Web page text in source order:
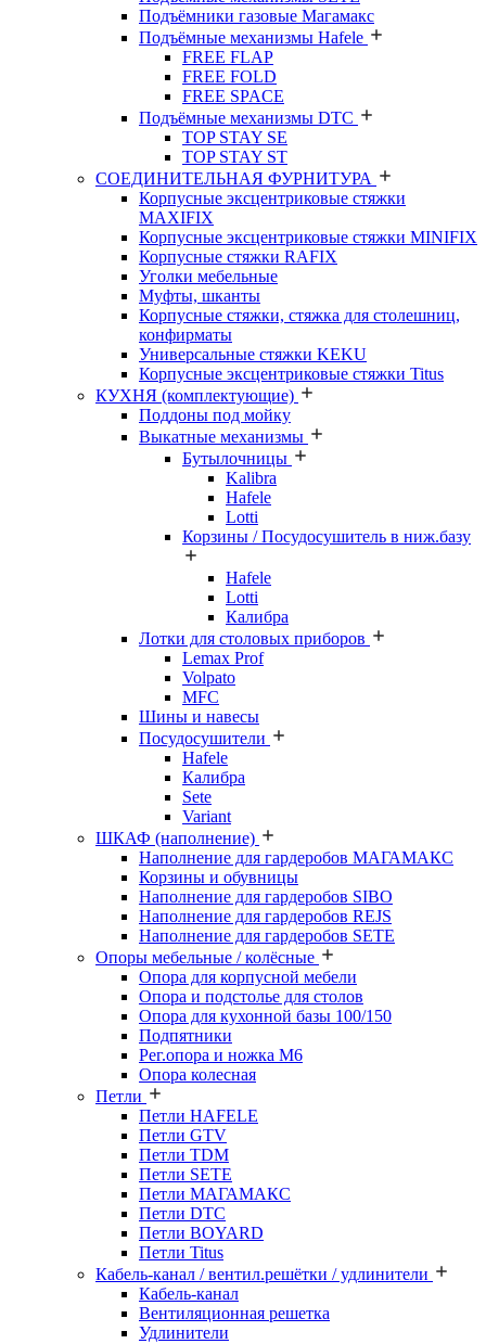
Подъёмники газовые Магамакс
Подъёмные механизмы Hafele
FREE FLAP
FREE FOLD
FREE SPACE
Подъёмные механизмы DTC
TOP STAY SE
TOP STAY ST
СОЕДИНИТЕЛЬНАЯ ФУРНИТУРА
Корпусные эксцентриковые стяжки
MAXIFIX
Корпусные эксцентриковые стяжки MINIFIX
Корпусные стяжки RAFIX
Уголки мебельные
Муфты, шканты
Корпусные стяжки, стяжка для столешниц,
конфирматы
Универсальные стяжки KEKU
Корпусные эксцентриковые стяжки Titus
КУХНЯ (комплектующие)
Поддоны под мойку
Выкатные механизмы
Бутылочницы
Kalibra
Hafele
Lotti
Корзины / Посудосушитель в ниж.базу
Hafele
Lotti
Калибра
Лотки для столовых приборов
Lemax Prof
Volpato
MFC
Шины и навесы
Посудосушители
Hafele
Калибра
Sete
Variant
ШКАФ (наполнение)
Наполнение для гардеробов МАГАМАКС
Корзины и обувницы
Наполнение для гардеробов SIBO
Наполнение для гардеробов REJS
Наполнение для гардеробов SETE
Опоры мебельные / колёсные
Опора для корпусной мебели
Опора и подстолье для столов
Опора для кухонной базы 100/150
Подпятники
Рег.опора и ножка М6
Опора колесная
Петли
Петли HAFELE
Петли GTV
Петли TDM
Петли SETE
Петли МАГАМАКС
Петли DTC
Петли BOYARD
Петли Titus
Кабель-канал / вентил.решётки / удлинители
Кабель-канал
Вентиляционная решетка
Удлинители